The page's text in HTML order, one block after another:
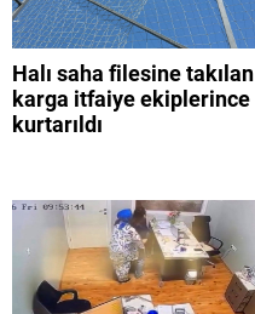
Halı saha filesine takılan
karga itfaiye ekiplerince
kurtarıldı